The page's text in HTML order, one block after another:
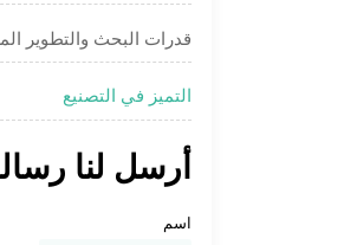
قدرات البحث والتطوير
التميز في التصنيع
أرسل لنا
اسم